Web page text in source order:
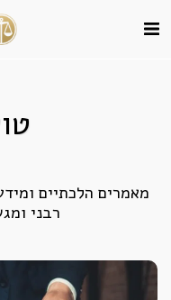
רבני ומגשר 052-